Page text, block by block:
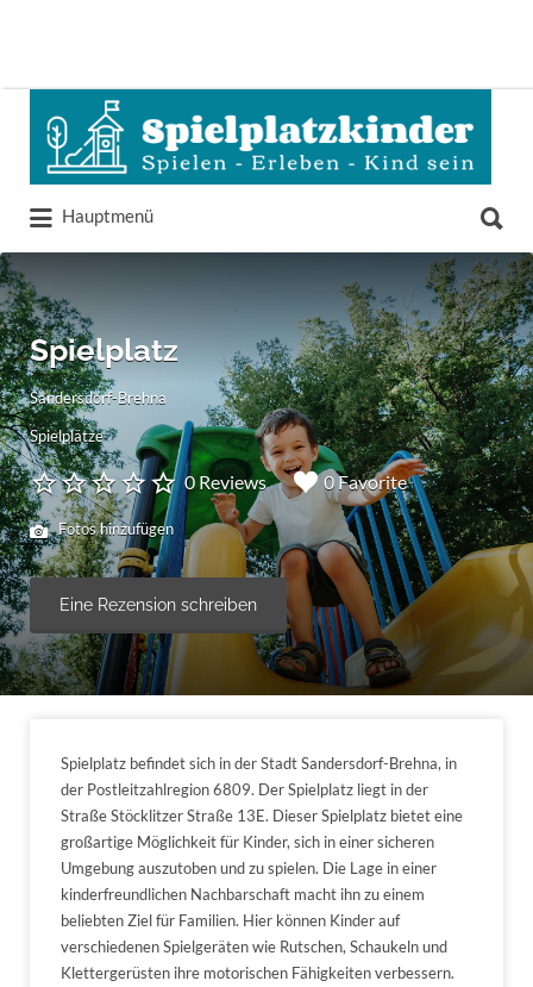
Suchen
nach:
Hauptmenü
nach:
Spielplatz
Sandersdorf-Brehna
Spielplätze
0 Reviews 0 Favorite
Fotos hinzufügen
Eine Rezension schreiben
Spielplatz befindet sich in der Stadt Sandersdorf-Brehna, in
der Postleitzahlregion 6809. Der Spielplatz liegt in der
Straße Stöcklitzer Straße 13E. Dieser Spielplatz bietet eine
großartige Möglichkeit für Kinder, sich in einer sicheren
Umgebung auszutoben und zu spielen. Die Lage in einer
kinderfreundlichen Nachbarschaft macht ihn zu einem
beliebten Ziel für Familien. Hier können Kinder auf
verschiedenen Spielgeräten wie Rutschen, Schaukeln und
Klettergerüsten ihre motorischen Fähigkeiten verbessern.